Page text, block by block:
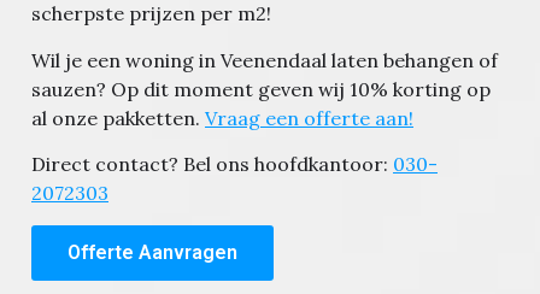
scherpste prijzen per m2!
Wil je een woning in Veenendaal laten behangen of
sauzen? Op dit moment geven wij 10% korting op
al onze pakketten. Vraag een offerte aan!
Direct contact? Bel ons hoofdkantoor: 030-
2072303
Offerte Aanvragen